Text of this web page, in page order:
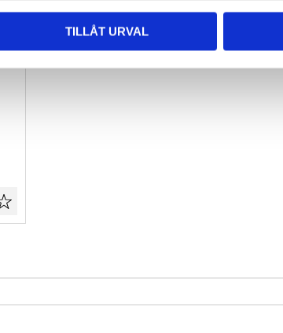
TILLÅT URVAL
Lägg till i favoriter